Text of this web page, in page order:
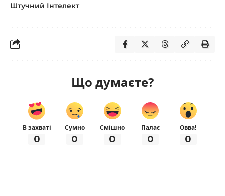
Штучний Інтелект
Що думаєте?
В захваті
0
Сумно
0
Смішно
0
Палає
0
Овва!
0